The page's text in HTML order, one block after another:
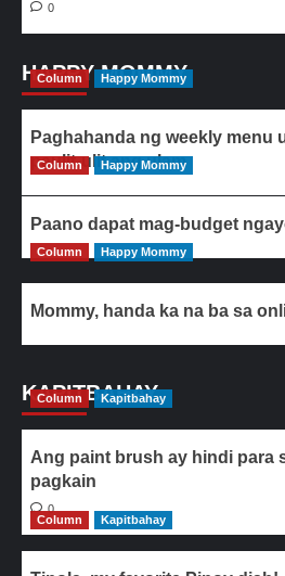
0
HAPPY MOMMY
Column Happy Mommy
Paghahanda ng weekly menu
paulit-ulit ang ulam
Column Happy Mommy
Paano dapat mag-budget
Column Happy Mommy
Mommy, handa ka na ba sa
KAPITBAHAY
Column Kapitbahay
Ang paint brush ay hindi para
pagkain
0
Column
Kapitbahay